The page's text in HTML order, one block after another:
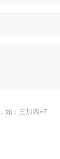
如：三加四=7